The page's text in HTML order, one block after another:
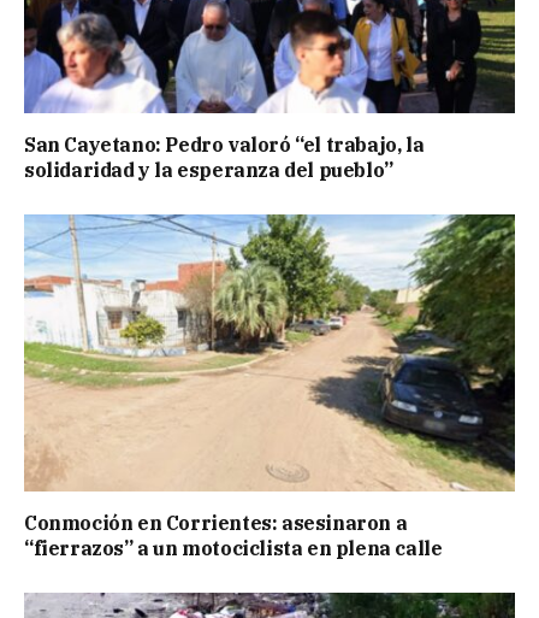
San Cayetano: Pedro valoró “el trabajo, la
solidaridad y la esperanza del pueblo”
Conmoción en Corrientes: asesinaron a
“fierrazos” a un motociclista en plena calle